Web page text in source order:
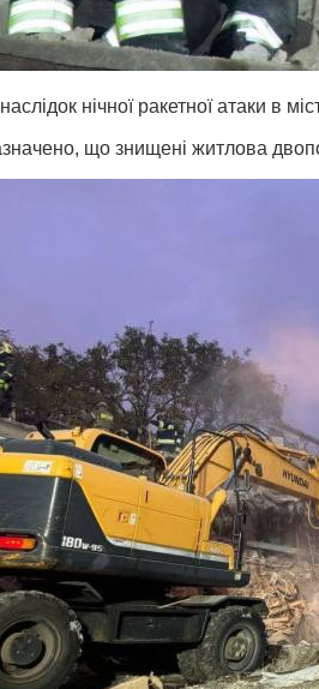
нічної ракетної атаки в
що знищені житлова